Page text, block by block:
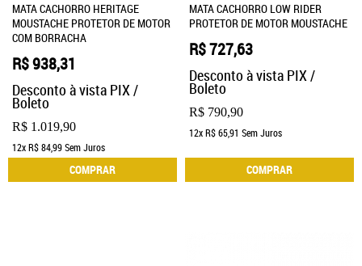
MATA CACHORRO HERITAGE
MOUSTACHE PROTETOR DE MOTOR
COM BORRACHA
R$ 1.019,90
R$ 938,31
Desconto à vista PIX /
Boleto
12xR$ 84,99Sem Juros
COMPRAR
MATA CACHORRO LOW RIDER
PROTETOR DE MOTOR MOUSTACHE
R$ 790,90
R$ 727,63
Desconto à vista PIX /
Boleto
12xR$ 65,91 Sem Juros
COMPRAR